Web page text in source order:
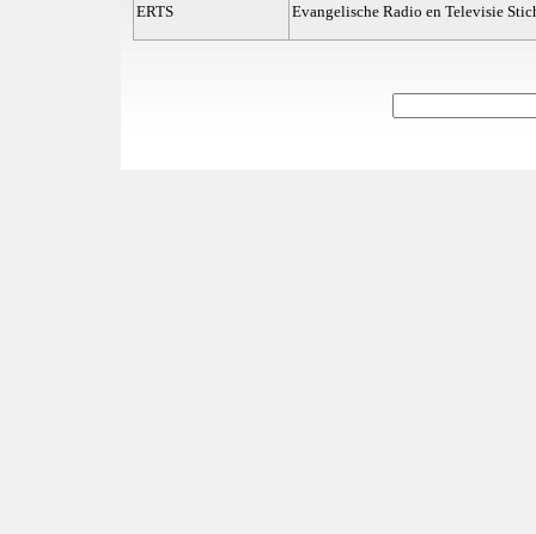
ERTS Evangelische Radio en Televisie